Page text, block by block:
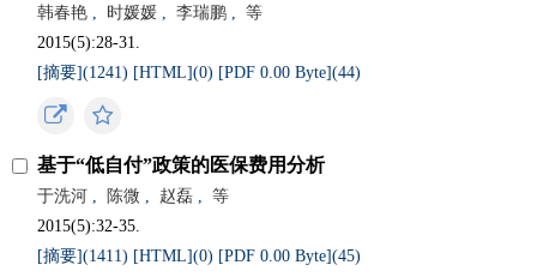
韩春艳 , 时媛媛 , 李瑞鹏 ,
等
2015(5):28-31.
[摘要](1241) [HTML](0) [PDF 0.00 Byte](44)
基于“低自付”政策的医保费用分析
于洗河 , 陈微 , 赵磊 ,
等
2015(5):32-35.
[摘要](1411) [HTML](0) [PDF 0.00 Byte](45)